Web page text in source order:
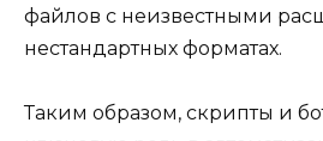
файлов с неизвестными
нестандартных форматах.
Таким образом, скрипты и